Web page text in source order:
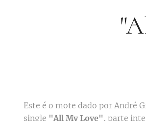
Este é o mote dado por André
single "All My Love", parte